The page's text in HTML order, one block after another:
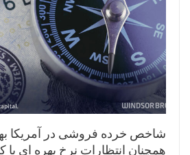
شاخص خرده فروشی در آمریکا
همچنان انتظارات نرخ بهره ای با